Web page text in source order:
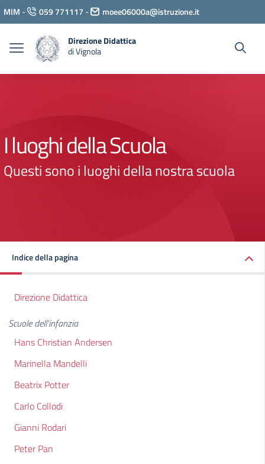
Vai ai contenuti
Vai al menu di navigazione
Vai al footer
MIM - 059 771117 - moee06000a@istruzione.it
Direzione Didattica
di Vignola
I luoghi della Scuola
Questi sono i luoghi della nostra scuola
Indice della pagina
Direzione Didattica
Scuole dell'infanzia
Hans Christian Andersen
Marinella Mandelli
Beatrix Potter
Carlo Collodi
Gianni Rodari
Peter Pan